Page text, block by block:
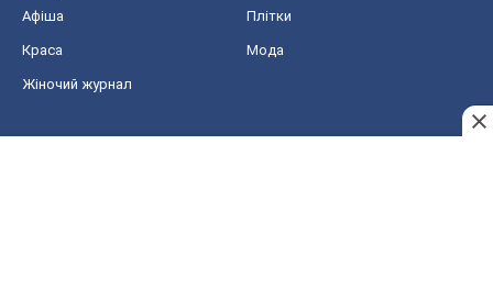
Афіша Плітки
Краса Мода
Жіночий журнал